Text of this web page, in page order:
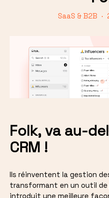
SaaS & B2B
Folk, va au-
CRM !
Ils réinventent la gestion
transformant en un outil
introduit une meilleure